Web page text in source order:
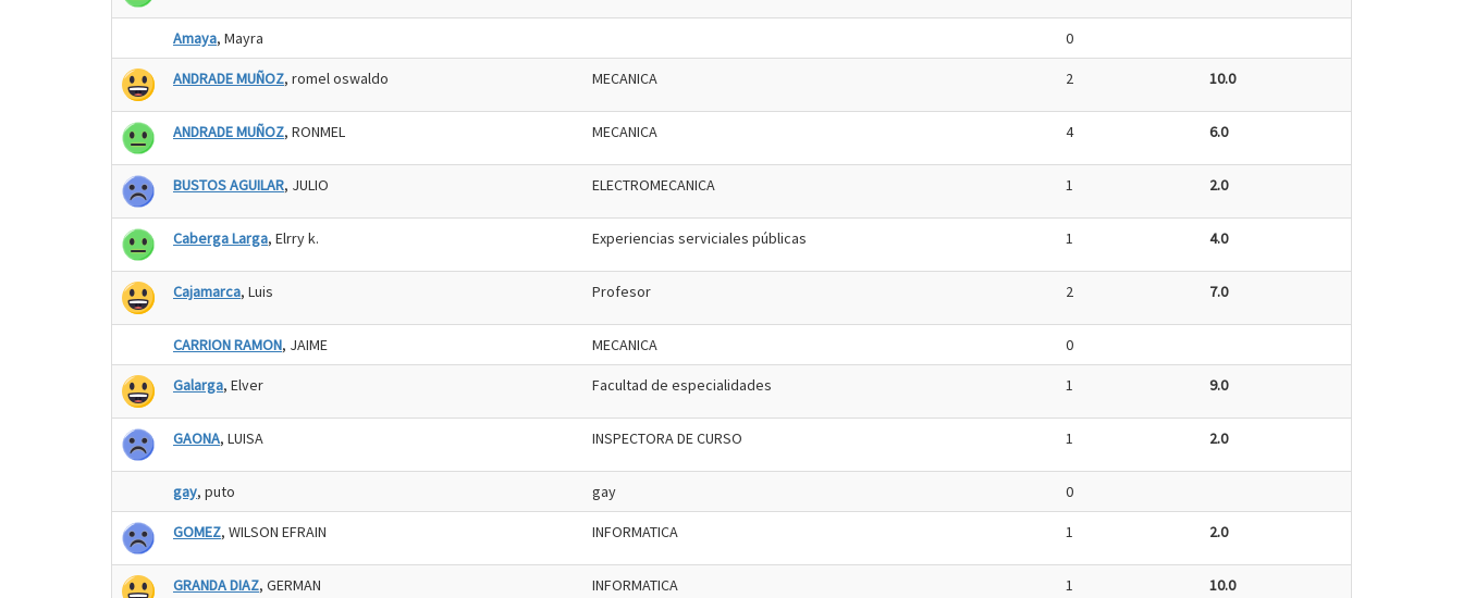
Amaya, Mayra 0
ANDRADE MUÑOZ, romel oswaldo MECANICA 2 10.0
ANDRADE MUÑOZ, RONMEL MECANICA 4 6.0
BUSTOS AGUILAR, JULIO ELECTROMECANICA 1 2.0
Caberga Larga, Elrry k. Experiencias serviciales públicas 1 4.0
Cajamarca, Luis Profesor 2 7.0
CARRION RAMON, JAIME MECANICA 0
Galarga, Elver Facultad de especialidades 1 9.0
GAONA, LUISA INSPECTORA DE CURSO 1 2.0
gay, puto gay 0
GOMEZ, WILSON EFRAIN INFORMATICA 1 2.0
GRANDA DIAZ, GERMAN INFORMATICA 1 10.0